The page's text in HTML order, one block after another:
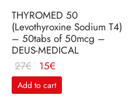
THYROMED 50
(Levothyroxine Sodium T4)
– 50tabs of 50mcg –
DEUS-MEDICAL
27€ Le
prix
initial
15€
prix
actuel
Add to cart